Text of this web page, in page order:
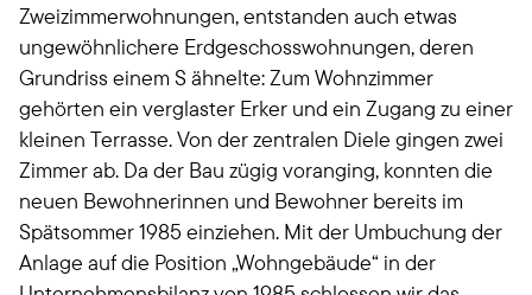
Zweizimmerwohnungen, entstanden auch etwas
ungewöhnlichere Erdgeschosswohnungen, deren
Grundriss einem S ähnelte: Zum Wohnzimmer
gehörten ein verglaster Erker und ein Zugang zu einer
kleinen Terrasse. Von der zentralen Diele gingen zwei
Zimmer ab. Da der Bau zügig voranging, konnten die
neuen Bewohnerinnen und Bewohner bereits im
Spätsommer 1985 einziehen. Mit der Umbuchung der
Anlage auf die Position „Wohngebäude“ in der